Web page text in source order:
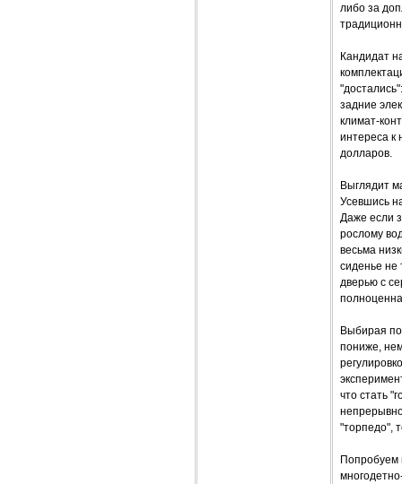
либо за
Кандидат
задние
климат-
интереса к
долларов.
Выглядит
Усевшись
Даже если
рослому
весьма
сиденье не
дверью с
Выбирая
пониже,
что стать
"торпедо",
Попробуем